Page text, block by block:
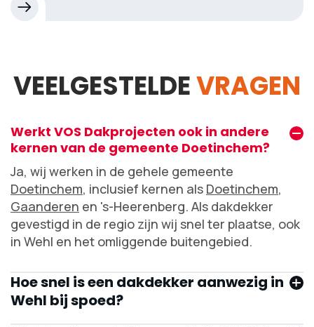
VEELGESTELDEVRAGEN
Werkt VOS Dakprojecten ook in andere
kernen van de gemeente Doetinchem?
Ja, wij werken in de gehele gemeente
Doetinchem, inclusief kernen als Doetinchem,
Gaanderen en 's-Heerenberg. Als dakdekker
gevestigd in de regio zijn wij snel ter plaatse, ook
in Wehl en het omliggende buitengebied.
Hoe snel is een dakdekker aanwezig in
Wehl bij spoed?